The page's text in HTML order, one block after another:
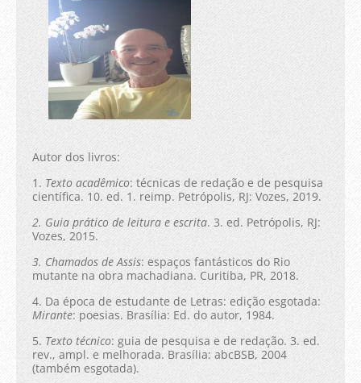
Autor dos livros:
1. Texto acadêmico: técnicas de redação e de pesquisa
científica. 10. ed. 1. reimp. Petrópolis, RJ: Vozes, 2019.
2. Guia prático de leitura e escrita. 3. ed. Petrópolis, RJ:
Vozes, 2015.
3. Chamados de Assis: espaços fantásticos do Rio
mutante na obra machadiana. Curitiba, PR, 2018.
4. Da época de estudante de Letras: edição esgotada:
Mirante: poesias. Brasília: Ed. do autor, 1984.
5. Texto técnico: guia de pesquisa e de redação. 3. ed.
rev., ampl. e melhorada. Brasília: abcBSB, 2004
(também esgotada).